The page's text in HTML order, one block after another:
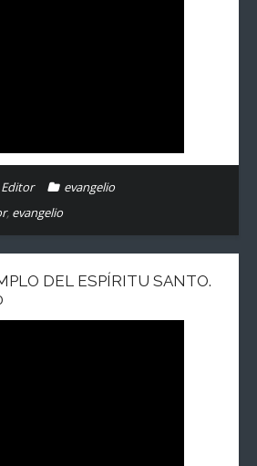
Editor
evangelio
, evangelio
DEL ESPÍRITU SANTO.